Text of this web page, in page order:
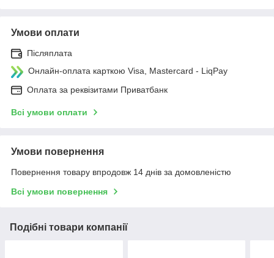
Умови оплати
Післяплата
Онлайн-оплата карткою Visa, Mastercard - LiqPay
Оплата за реквізитами Приватбанк
Всі умови оплати
Умови повернення
Повернення товару впродовж 14 днів за домовленістю
Всі умови повернення
Подібні товари компанії